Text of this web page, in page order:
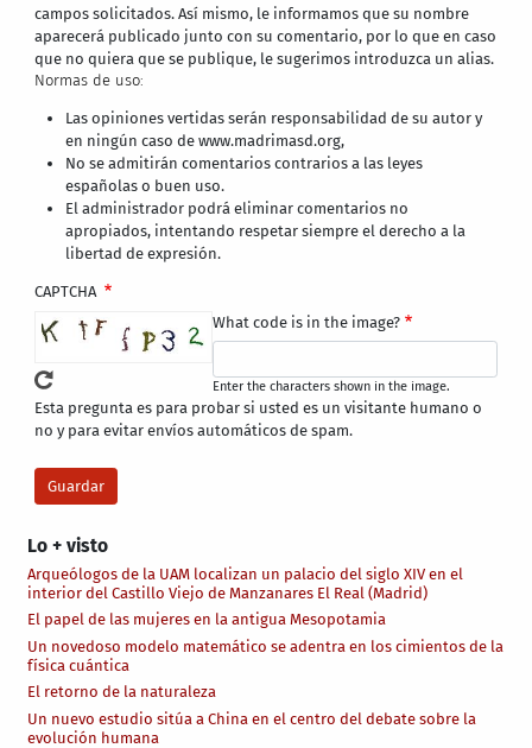
Lo + visto
Arqueólogos de la UAM localizan un palacio del siglo XIV en el
interior del Castillo Viejo de Manzanares El Real (Madrid)
El papel de las mujeres en la antigua Mesopotamia
Un novedoso modelo matemático se adentra en los cimientos de la
física cuántica
El retorno de la naturaleza
Un nuevo estudio sitúa a China en el centro del debate sobre la
evolución humana
campos solicitados. Así mismo, le informamos que su nombre
aparecerá publicado junto con su comentario, por lo que en caso
que no quiera que se publique, le sugerimos introduzca un alias.
Normas de uso:
Las opiniones vertidas serán responsabilidad de su autor y
en ningún caso de www.madrimasd.org,
No se admitirán comentarios contrarios a las leyes
españolas o buen uso.
El administrador podrá eliminar comentarios no
apropiados, intentando respetar siempre el derecho a la
libertad de expresión.
CAPTCHA
What code is in the image?
Enter the characters shown in the image.
Esta pregunta es para probar si usted es un visitante humano o
no y para evitar envíos automáticos de spam.